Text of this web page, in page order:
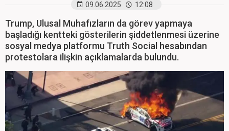
09.06.2025 12:08
Trump, Ulusal Muhafızların da görev yapmaya
başladığı kentteki gösterilerin şiddetlenmesi üzerine
sosyal medya platformu Truth Social hesabından
protestolara ilişkin açıklamalarda bulundu.